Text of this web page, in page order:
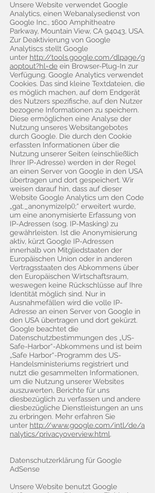
Unsere Website verwendet Google
Analytics, einen Webanalysedienst von
Google Inc., 1600 Amphitheatre
Parkway, Mountain View, CA 94043, USA.
Zur Deaktivierung von Google
Analytiscs stellt Google
unter http://tools.google.com/dlpage/g
aoptout?hl=de ein Browser-Plug-In zur
Verfügung. Google Analytics verwendet
Cookies. Das sind kleine Textdateien, die
es möglich machen, auf dem Endgerät
des Nutzers spezifische, auf den Nutzer
bezogene Informationen zu speichern.
Diese ermöglichen eine Analyse der
Nutzung unseres Websitangebotes
durch Google. Die durch den Cookie
erfassten Informationen über die
Nutzung unserer Seiten (einschließlich
Ihrer IP-Adresse) werden in der Regel
an einen Server von Google in den USA
übertragen und dort gespeichert. Wir
weisen darauf hin, dass auf dieser
Website Google Analytics um den Code
„gat._anonymizeIp();“ erweitert wurde,
um eine anonymisierte Erfassung von
IP-Adressen (sog. IP-Masking) zu
gewährleisten. Ist die Anonymisierung
aktiv, kürzt Google IP-Adressen
innerhalb von Mitgliedstaaten der
Europäischen Union oder in anderen
Vertragsstaaten des Abkommens über
den Europäischen Wirtschaftsraum,
weswegen keine Rückschlüsse auf Ihre
Identität möglich sind. Nur in
Ausnahmefällen wird die volle IP-
Adresse an einen Server von Google in
den USA übertragen und dort gekürzt.
Google beachtet die
Datenschutzbestimmungen des „US-
Safe-Harbor“-Abkommens und ist beim
„Safe Harbor“-Programm des US-
Handelsministeriums registriert und
nutzt die gesammelten Informationen,
um die Nutzung unserer Websites
auszuwerten, Berichte für uns
diesbezüglich zu verfassen und andere
diesbezügliche Dienstleistungen an uns
zu erbringen. Mehr erfahren Sie
unter http://www.google.com/intl/de/a
nalytics/privacyoverview.html.
Datenschutzerklärung für Google
AdSense
Unsere Website benutzt Google